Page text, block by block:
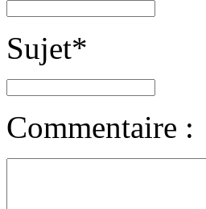
Sujet*
Commentaire :